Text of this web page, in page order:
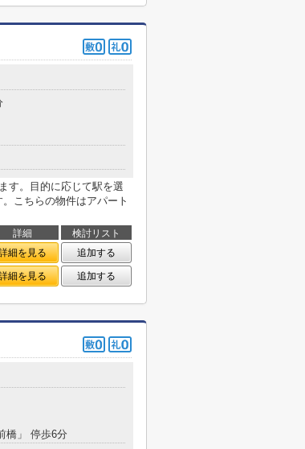
す。目的に応じて駅を選
こちらの物件はアパート
詳細
検討リスト
細を見る
追加する
細を見る 追加する
橋」 停歩6分